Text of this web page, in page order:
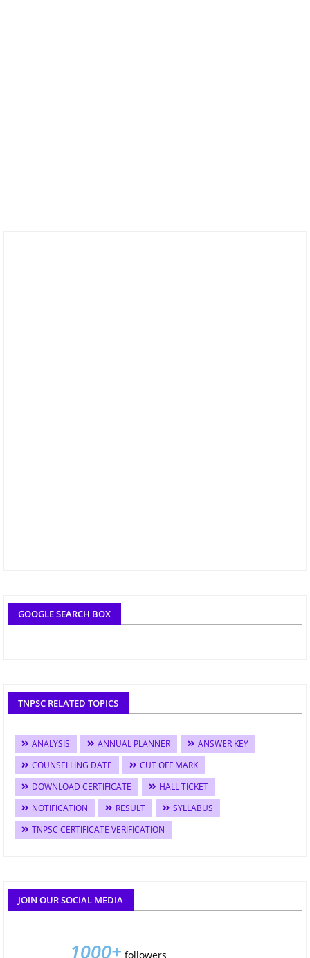
GOOGLE SEARCH BOX
TNPSC RELATED TOPICS
ANALYSIS ANNUAL PLANNER
ANSWER KEY
COUNSELLING DATE
CUT OFF MARK
DOWNLOAD CERTIFICATE
HALL TICKET
NOTIFICATION
RESULT
SYLLABUS
TNPSC CERTIFICATE VERIFICATION
JOIN OUR SOCIAL MEDIA
1000+ followers